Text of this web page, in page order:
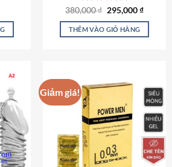
Được xếp
hạng5.00
5 sao
380,000₫ Giá
là:
380,000 ₫.
295,000₫Giá
tại
THÊM VÀO GIỎ HÀNG
Giảm giá!